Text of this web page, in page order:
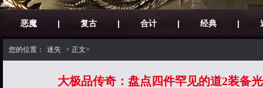
恶魔 | 复古 | 合计 | 经典 |
您的位置： 迷失 > 正文>
大极品传奇：盘点四件罕见的道2装备